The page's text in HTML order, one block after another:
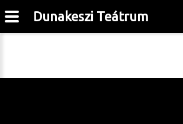
Dunakeszi Teátrum